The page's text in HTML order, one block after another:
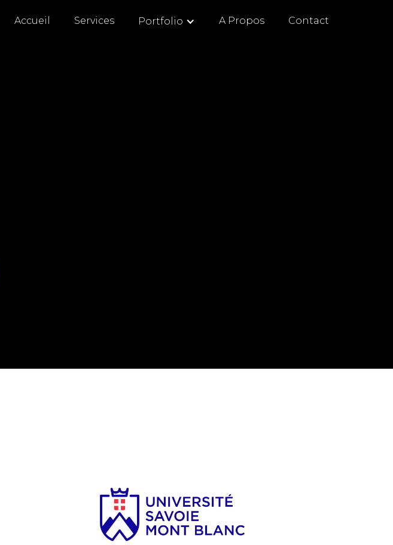
Accueil Services Portfolio A Propos Contact